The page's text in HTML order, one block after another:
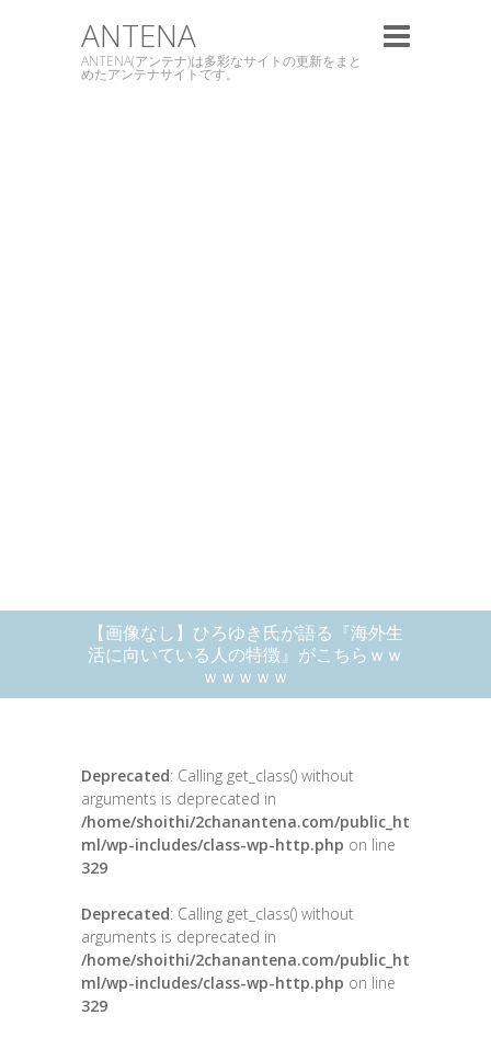
ANTENA
ANTENA(アンテナ)は多彩なサイトの更新をまと
めたアンテナサイトです。
【画像なし】ひろゆき氏が語る『海外生
活に向いている人の特徴』がこちらｗｗ
ｗｗｗｗｗ
Deprecated: Calling get_class() without
arguments is deprecated in
/home/shoithi/2chanantena.com/public_ht
ml/wp-includes/class-wp-http.php on line
329
Deprecated: Calling get_class() without
arguments is deprecated in
/home/shoithi/2chanantena.com/public_ht
ml/wp-includes/class-wp-http.php on line
329